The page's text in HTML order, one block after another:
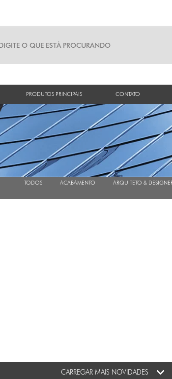
PRODUTOS PRINCIPAIS CONTATO
TODOS ACABAMENTO ARQUITETO &
CARREGAR MAIS NOVIDADES